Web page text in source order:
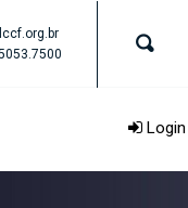
Login